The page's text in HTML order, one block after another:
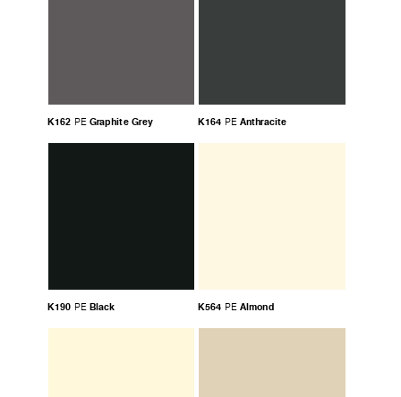
K162 PE Graphite Grey K164 PE Anthracite
K190 PE Black K564 PE Almond